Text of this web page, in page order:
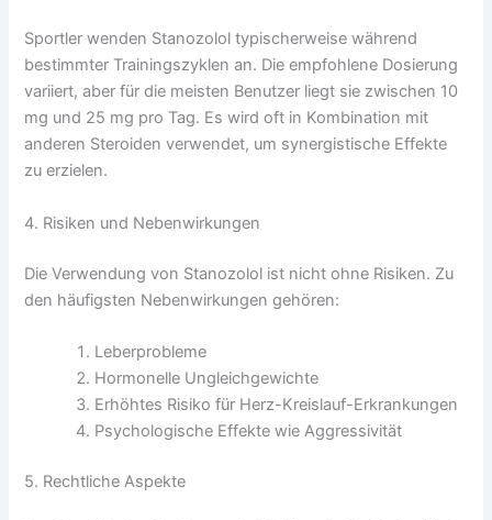
Sportler wenden Stanozolol typischerweise während
bestimmter Trainingszyklen an. Die empfohlene Dosierung
variiert, aber für die meisten Benutzer liegt sie zwischen 10
mg und 25 mg pro Tag. Es wird oft in Kombination mit
anderen Steroiden verwendet, um synergistische Effekte
zu erzielen.
4. Risiken und Nebenwirkungen
Die Verwendung von Stanozolol ist nicht ohne Risiken. Zu
den häufigsten Nebenwirkungen gehören:
Leberprobleme
Hormonelle Ungleichgewichte
Erhöhtes Risiko für Herz-Kreislauf-Erkrankungen
Psychologische Effekte wie Aggressivität
5. Rechtliche Aspekte